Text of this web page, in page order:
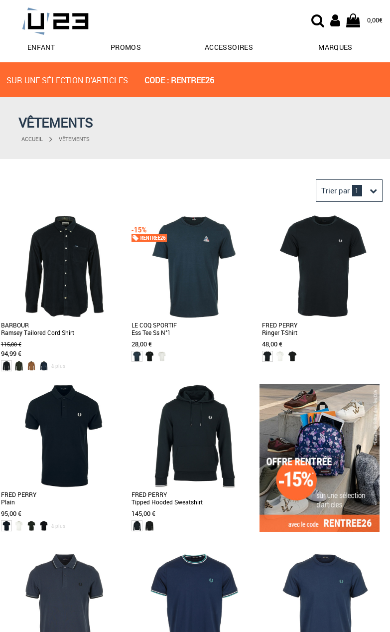
0,00€
ENFANT PROMOS ACCESSOIRES MARQUES
SUR UNE SÉLECTION D'ARTICLES CODE : RENTREE26
VÊTEMENTS
ACCUEIL VÊTEMENTS
Trier par 1
Prix croissant
Meilleures remises
BARBOUR
Ramsey Tailored Cord Shirt
115,00 €
94,99 €
& plus
Chemise décontractée de la marque Barbour à
manches longues. Velours garni de tartan sur
doublure [...]
LE COQ SPORTIF
Ess Tee Ss N°1
28,00 €
Le t-shirt Le Coq Sportif Essentiels Nº1 à
manches courtes est confortable et constitue
une combinaison [...]
FRED PERRY
Ringer T-Shirt
48,00 €
S M L XL XXL
Vêtements
Le t-shirt à bordures contrastantes est un
article de sportswear immédiatement
identifiable. Il est [...]
FRED PERRY
Plain
95,00 €
& plus
Le polo de tennis Fred Perry. Fabriqué dans ce
piqué de coton classique et doté d'une version
moderne [...]
FRED PERRY
Tipped Hooded Sweatshirt
145,00 €
Vêtements
Sweat à capuche en mélange de coton et de
polyester à envers bouclé, avec le double liseré
emblématique [...]